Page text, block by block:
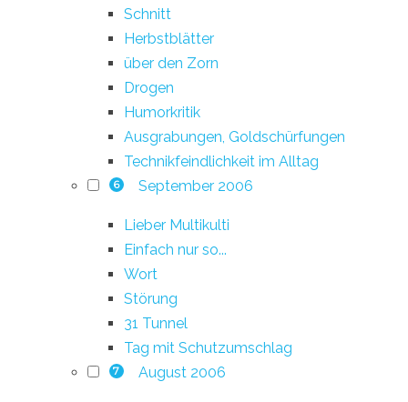
Schnitt
Herbstblätter
über den Zorn
Drogen
Humorkritik
Ausgrabungen, Goldschürfungen
Technikfeindlichkeit im Alltag
6 September 2006
Lieber Multikulti
Einfach nur so...
Wort
Störung
31 Tunnel
Tag mit Schutzumschlag
7 August 2006